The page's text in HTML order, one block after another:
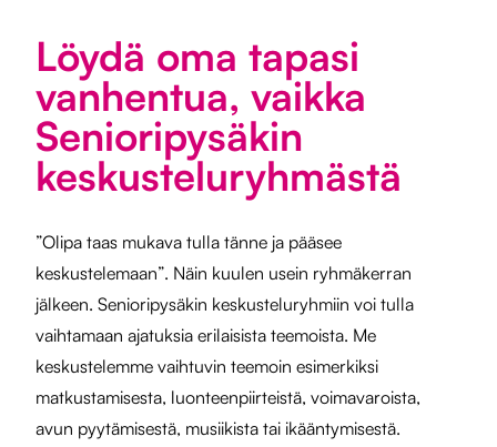
Löydä oma tapasi
vanhentua, vaikka
Senioripysäkin
keskusteluryhmästä
”Olipa taas mukava tulla tänne ja pääsee
keskustelemaan”. Näin kuulen usein ryhmäkerran
jälkeen. Senioripysäkin keskusteluryhmiin voi tulla
vaihtamaan ajatuksia erilaisista teemoista. Me
keskustelemme vaihtuvin teemoin esimerkiksi
matkustamisesta, luonteenpiirteistä, voimavaroista,
avun pyytämisestä, musiikista tai ikääntymisestä.